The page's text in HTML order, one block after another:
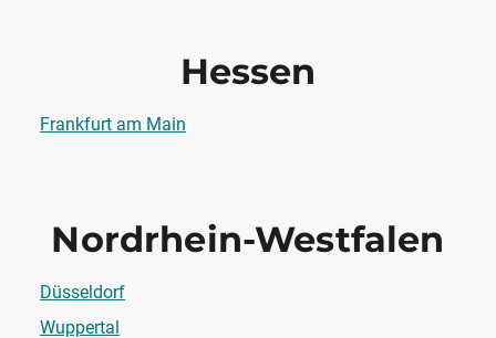
Hessen
Frankfurt am Main
Nordrhein-Westfalen
Düsseldorf
Wuppertal